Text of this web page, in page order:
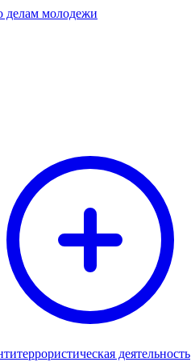
делам молодежи
деятельность